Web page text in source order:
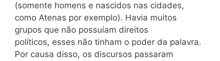
(somente homens e nascidos nas cidades,
como Atenas por exemplo). Havia muitos
grupos que não possuíam direitos
políticos, esses não tinham o poder da palavra.
Por causa disso, os discursos passaram